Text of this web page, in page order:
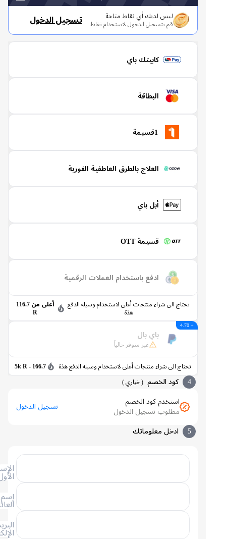
ليس لديك أي نقاط متاحة
قم بتسجيل الدخول لاستخدام نقاط تسجيل الدخول
كابيتك باي
البطاقة
العلاج بالطرق العاطفية الفورية
أبل باي
قسيمة OTT
ادفع باستخدام العملات الرقمية
تحتاج الى شراء منتجات أعلى لاستخدام وسيله الدفع
أعلى من 116.7
باي بال
غير متوفر حالياً
تحتاج الى شراء منتجات أعلى لاستخدام وسيله الدفع هذة 166.7 - 5k R
كود الخصم (خياري )
استخدم كود الخصم
مطلوب تسجيل الدخول
تسجيل الدخول
ادخل معلوماتك
العائلة
الإلكتروني